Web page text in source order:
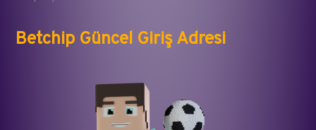
Betchip Güncel Giriş Adresi